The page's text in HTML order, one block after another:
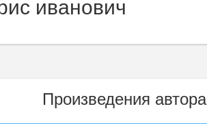
иванович
Произведения автора